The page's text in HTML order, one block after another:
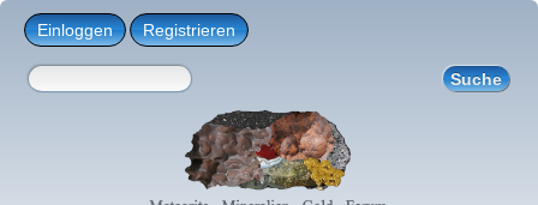
Einloggen Registrieren